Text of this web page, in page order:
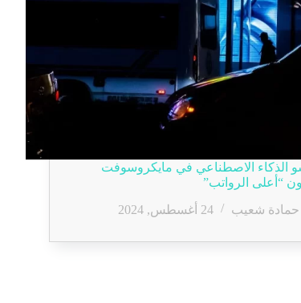
الذكاء الاصطناعي في مايكروسوفت
“أعلى الرواتب”
حمادة شعيب
24 أغسطس, 2024